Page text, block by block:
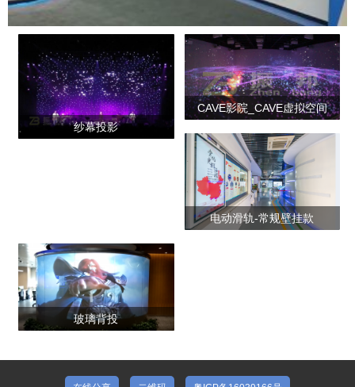
纱幕投影
CAVE影院_CAVE虚拟空间
_CAVE虚拟影院
电动滑轨-常规壁挂款
玻璃背投
产品合集二